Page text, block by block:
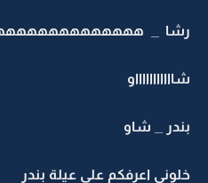
_ هههههههههههههههه
_ شاو
اعرفكم على عيلة بندر